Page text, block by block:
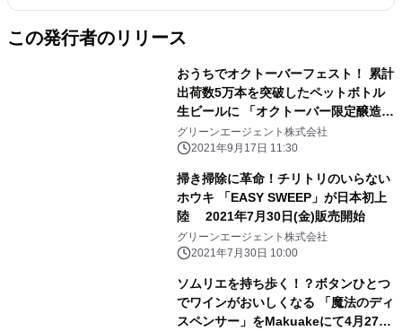
この発行者のリリース
おうちでオクトーバーフェスト！ 累計
出荷数5万本を突破したペットボトル
生ビールに 「オクトーバー限定醸造ビ
ール」が新登場
グリーンエージェント株式会社
2021年9月17日 11:30
掃き掃除に革命！チリトリのいらない
ホウキ 「EASY SWEEP」が日本初上
陸 2021年7月30日(金)販売開始
グリーンエージェント株式会社
2021年7月30日 10:00
ソムリエを持ち歩く！？ボタンひとつ
でワインがおいしくなる 「魔法のディ
スペンサー」をMakuakeにて4月27日